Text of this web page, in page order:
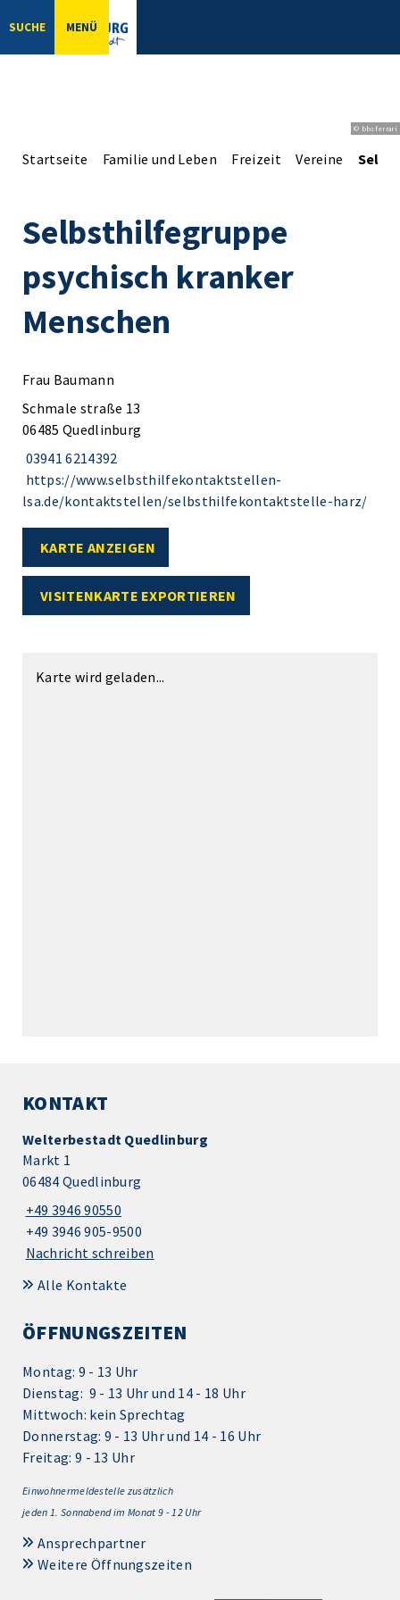
SUCHE MENÜ
© bbsferrari
Startseite Familie und Leben Freizeit Vereine
Selbsthilfegruppe
psychisch kranker
Menschen
Frau Baumann
Schmale straße 13
06485 Quedlinburg
03941 6214392
https://www.selbsthilfekontaktstellen-
lsa.de/kontaktstellen/selbsthilfekontaktstelle-harz/
KARTE ANZEIGEN
VISITENKARTE EXPORTIEREN
Karte wird geladen...
KONTAKT
Welterbestadt Quedlinburg
Markt 1
06484 Quedlinburg
+49 3946 90550
+49 3946 905-9500
Nachricht schreiben
Alle Kontakte
ÖFFNUNGSZEITEN
Montag: 9 - 13 Uhr
Dienstag: 9 - 13 Uhr und 14 - 18 Uhr
Mittwoch: kein Sprechtag
Donnerstag: 9 - 13 Uhr und 14 - 16 Uhr
Freitag: 9 - 13 Uhr
Einwohnermeldestelle zusätzlich
jeden 1. Sonnabend im Monat 9 - 12 Uhr
Ansprechpartner
Weitere Öffnungszeiten